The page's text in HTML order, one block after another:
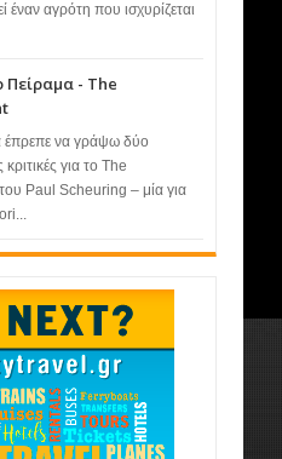
έναν αγρότη που ισχυρίζεται
Πείραμα - The
έπρεπε να γράψω δύο
κριτικές για το The
Paul Scheuring – μία για